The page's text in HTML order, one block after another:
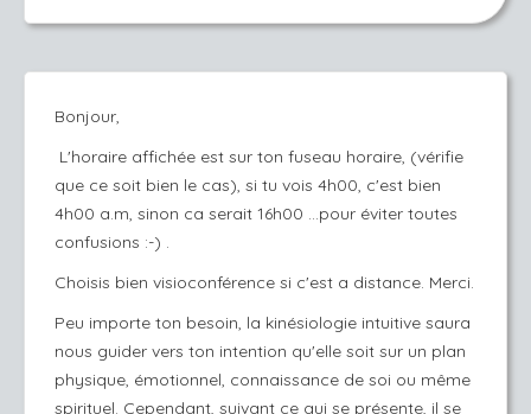
Bonjour,
L'horaire affichée est sur ton fuseau horaire, (vérifie
que ce soit bien le cas), si tu vois 4h00, c'est bien
4h00 a.m, sinon ca serait 16h00 ...pour éviter toutes
confusions :-) .
Choisis bien visioconférence si c'est a distance. Merci.
Peu importe ton besoin, la kinésiologie intuitive saura
nous guider vers ton intention qu'elle soit sur un plan
physique, émotionnel, connaissance de soi ou même
spirituel. Cependant, suivant ce qui se présente, il se